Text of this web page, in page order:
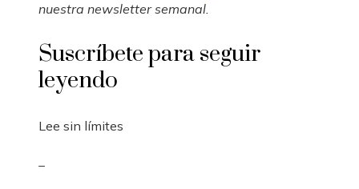
nuestra newsletter semanal.
Suscríbete para seguir
leyendo
Lee sin límites